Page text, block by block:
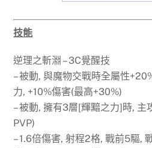
技能
逆理之斬淵 – 3C覺醒技
– 被動, 與魔物交戰時全屬性
力, +10%傷害(最高+30%)
– 被動, 擁有3層[輝黯之力]時, 主
PVP)
– 1.6倍傷害, 射程2格, 戰前5驅,